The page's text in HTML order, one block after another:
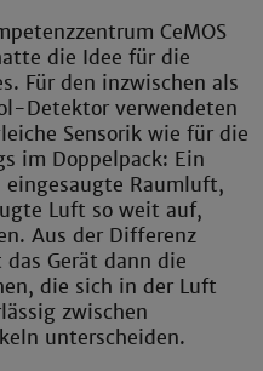
CeMOS
die Idee für die
Für den inzwischen als
Detektor verwendeten
Sensorik wie für die
im Doppelpack: Ein
eingesaugte Raumluft,
Luft so weit auf,
Aus der Differenz
Gerät dann die
die sich in der Luft
zwischen
unterscheiden.